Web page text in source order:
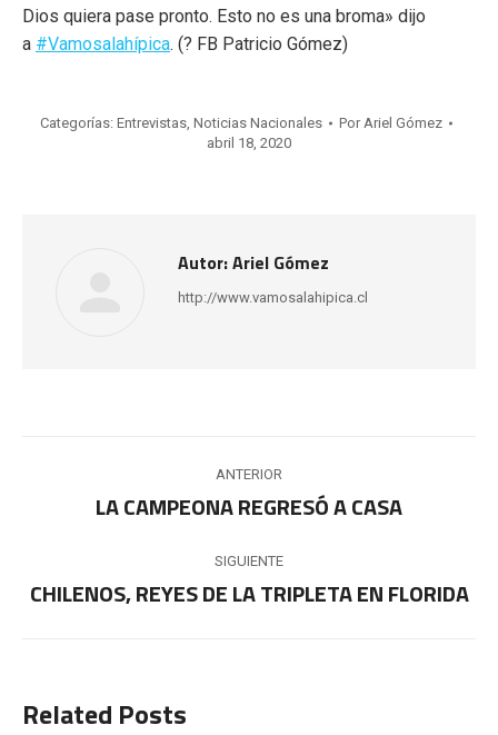
Dios quiera pase pronto. Esto no es una broma» dijo
a #Vamosalahípica. (? FB Patricio Gómez)
Categorías: Entrevistas, Noticias Nacionales PorAriel Gómez
abril 18, 2020
Autor:Ariel Gómez
http://www.vamosalahipica.cl
entre
publicaciones
ANTERIOR
Publicación
LA CAMPEONA REGRESÓ A CASA
SIGUIENTE
Publicación
CHILENOS, REYES DE LA TRIPLETA EN FLORIDA
Related Posts